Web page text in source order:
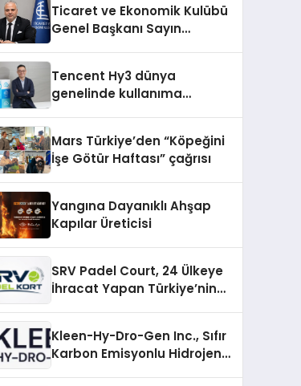
Ticaret ve Ekonomik Kulübü
Genel Başkanı Sayın
şunları kaydetti:
Tencent Hy3 dünya
genelinde kullanıma
Mars Türkiye’den “Köpeğini
İşe Götür Haftası” çağrısı
Yangına Dayanıklı Ahşap
Kapılar Üreticisi
SRV Padel Court, 24 Ülkeye
İhracat Yapan Türkiye’nin
Kleen-Hy-Dro-Gen Inc., Sıfır
Karbon Emisyonlu Hidrojen